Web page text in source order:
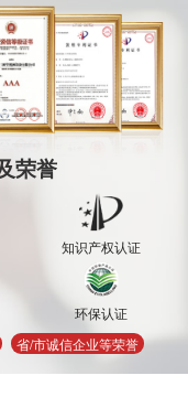
荣誉
知识产权认证
环保认证
省/市诚信企业等荣誉